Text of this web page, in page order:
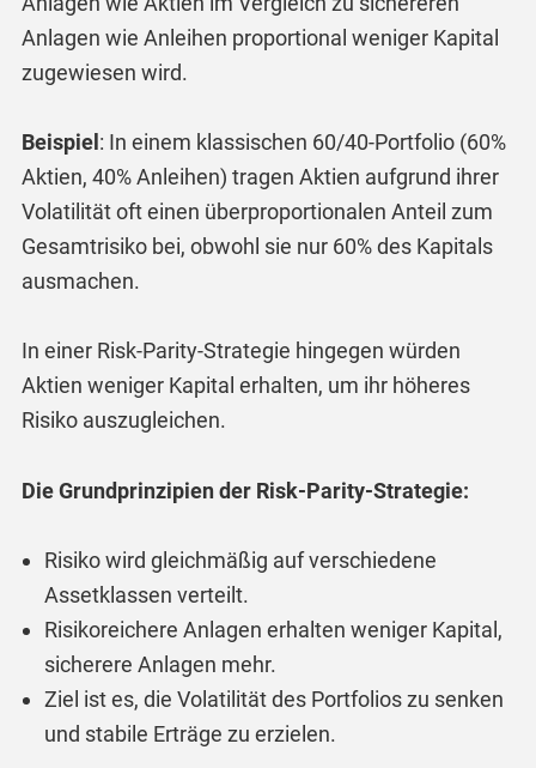
Anlagen wie Anleihen proportional weniger Kapital
zugewiesen wird.
Beispiel : In einem klassischen 60/40-Portfolio (60%
Aktien, 40% Anleihen) tragen Aktien aufgrund ihrer
Volatilität oft einen überproportionalen Anteil zum
Gesamtrisiko bei, obwohl sie nur 60% des Kapitals
ausmachen.
In einer Risk-Parity-Strategie hingegen würden
Aktien weniger Kapital erhalten, um ihr höheres
Risiko auszugleichen.
Die Grundprinzipien der Risk-Parity-Strategie:
Risiko wird gleichmäßig auf verschiedene
Assetklassen verteilt.
Risikoreichere Anlagen erhalten weniger Kapital,
sicherere Anlagen mehr.
Ziel ist es, die Volatilität des Portfolios zu senken
und stabile Erträge zu erzielen.